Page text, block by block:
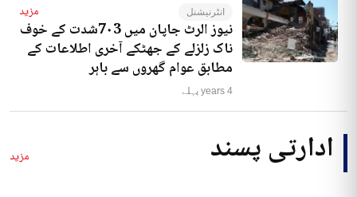
انٹرنیشنل مزید
نیوز الرٹ جاپان میں 7۰3شدت کے خوف
ناک زلزلے کے جھٹکے آخری اطلاعات کے
مطابق عوام گھروں سے باہر
4 years پہلے
ادارتی پسند مزید